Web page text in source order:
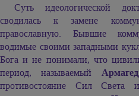
Суть идеологической
сводилась к замене
православную. Бывшие
водимые своими западными
Бога и не понимали, что
период, называемый
противостояние Сил